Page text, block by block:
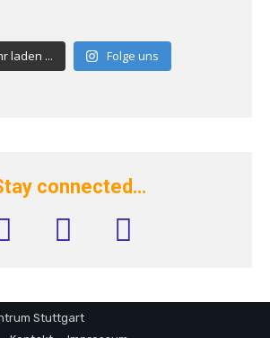
laden ... Folge uns
connected…
instagram
Stuttgart